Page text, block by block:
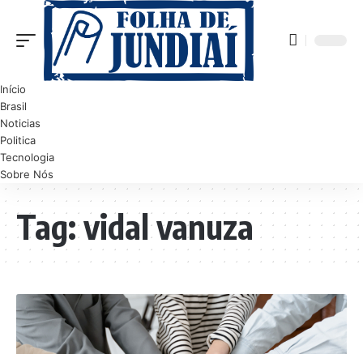
Início
Brasil
Noticias
Politica
Tecnologia
Sobre Nós
Tag:vidal vanuza